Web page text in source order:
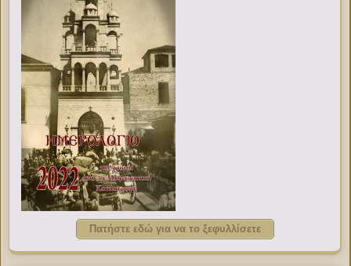
Πατήστε εδώ για να το ξεφυλλίσετε